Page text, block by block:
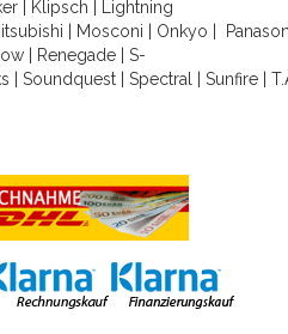
| Klipsch
Lightning
Mosconi Onkyo
| Renegade| S-
Soundquest Spectral Sunfire